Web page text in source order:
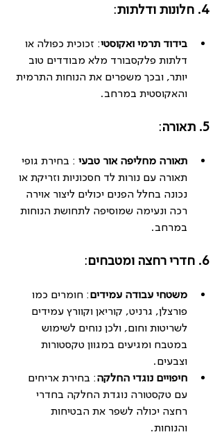
4. חלונות ודלתות :
בידוד תרמי ואקוסטי: זכוכית כפולה או
דלתות פלקסבורד מלא מבודדים טוב
יותר, ובכך משפרים את הנוחות התרמית
והאקוסטית במרחב.
5. תאורה :
תאורה מחליפה אור טבעי : בחירת גופי
תאורה עם נורות לד חסכוניות וזריקת או
נכונה בחלל הפנים יכולים ליצור אוירה
רכה ונעימה שמוסיפה לתחושת הנוחות
במרחב.
6. חדרי רחצה ומטבחים :
משטחי עבודה עמידים: חומרים כמו
פורצלן, גרניט, קוריאן וקוורץ עמידים
לשריטות וחום, ולכן נוחים לשימוש
במטבח ומגיעים במגוון טקסטורות
וצבעים.
חיפויים נוגדי החלקה: בחירת אריחים
עם טקסטורה נוגדת החלקה בחדרי
רחצה יכולה לשפר את הבטיחות
והנוחות.